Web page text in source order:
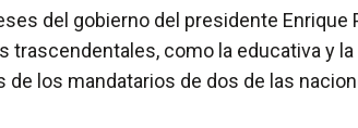
del gobierno del presidente Enrique
como la educativa y
los mandatarios de dos de las